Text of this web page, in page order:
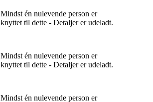
Mindst én nulevende person er
knyttet til dette - Detaljer er udeladt.
Mindst én nulevende person er
knyttet til dette - Detaljer er udeladt.
Mindst én nulevende person er